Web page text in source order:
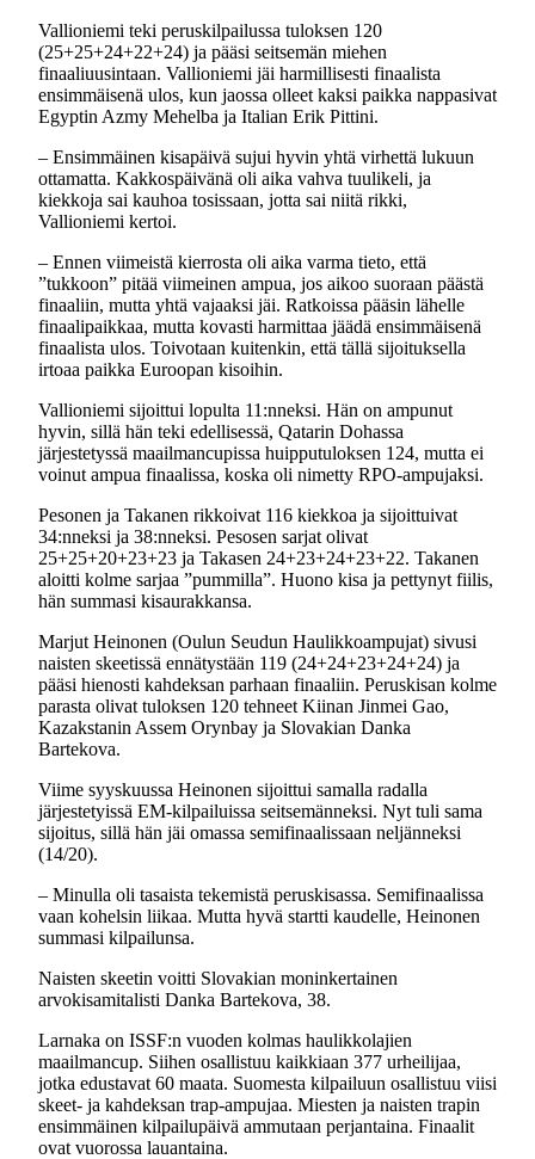
Vallioniemi teki peruskilpailussa tuloksen 120
(25+25+24+22+24) ja pääsi seitsemän miehen
finaaliuusintaan. Vallioniemi jäi harmillisesti finaalista
ensimmäisenä ulos, kun jaossa olleet kaksi paikka nappasivat
Egyptin Azmy Mehelba ja Italian Erik Pittini.
– Ensimmäinen kisapäivä sujui hyvin yhtä virhettä lukuun
ottamatta. Kakkospäivänä oli aika vahva tuulikeli, ja
kiekkoja sai kauhoa tosissaan, jotta sai niitä rikki,
Vallioniemi kertoi.
– Ennen viimeistä kierrosta oli aika varma tieto, että
”tukkoon” pitää viimeinen ampua, jos aikoo suoraan päästä
finaaliin, mutta yhtä vajaaksi jäi. Ratkoissa pääsin lähelle
finaalipaikkaa, mutta kovasti harmittaa jäädä ensimmäisenä
finaalista ulos. Toivotaan kuitenkin, että tällä sijoituksella
irtoaa paikka Euroopan kisoihin.
Vallioniemi sijoittui lopulta 11:nneksi. Hän on ampunut
hyvin, sillä hän teki edellisessä, Qatarin Dohassa
järjestetyssä maailmancupissa huipputuloksen 124, mutta ei
voinut ampua finaalissa, koska oli nimetty RPO-ampujaksi.
Pesonen ja Takanen rikkoivat 116 kiekkoa ja sijoittuivat
34:nneksi ja 38:nneksi. Pesosen sarjat olivat
25+25+20+23+23 ja Takasen 24+23+24+23+22. Takanen
aloitti kolme sarjaa ”pummilla”. Huono kisa ja pettynyt fiilis,
hän summasi kisaurakkansa.
Marjut Heinonen (Oulun Seudun Haulikkoampujat) sivusi
naisten skeetissä ennätystään 119 (24+24+23+24+24) ja
pääsi hienosti kahdeksan parhaan finaaliin. Peruskisan kolme
parasta olivat tuloksen 120 tehneet Kiinan Jinmei Gao,
Kazakstanin Assem Orynbay ja Slovakian Danka
Bartekova.
Viime syyskuussa Heinonen sijoittui samalla radalla
järjestetyissä EM-kilpailuissa seitsemänneksi. Nyt tuli sama
sijoitus, sillä hän jäi omassa semifinaalissaan neljänneksi
(14/20).
– Minulla oli tasaista tekemistä peruskisassa. Semifinaalissa
vaan kohelsin liikaa. Mutta hyvä startti kaudelle, Heinonen
summasi kilpailunsa.
Naisten skeetin voitti Slovakian moninkertainen
arvokisamitalisti Danka Bartekova, 38.
Larnaka on ISSF:n vuoden kolmas haulikkolajien
maailmancup. Siihen osallistuu kaikkiaan 377 urheilijaa,
jotka edustavat 60 maata. Suomesta kilpailuun osallistuu viisi
skeet- ja kahdeksan trap-ampujaa. Miesten ja naisten trapin
ensimmäinen kilpailupäivä ammutaan perjantaina. Finaalit
ovat vuorossa lauantaina.